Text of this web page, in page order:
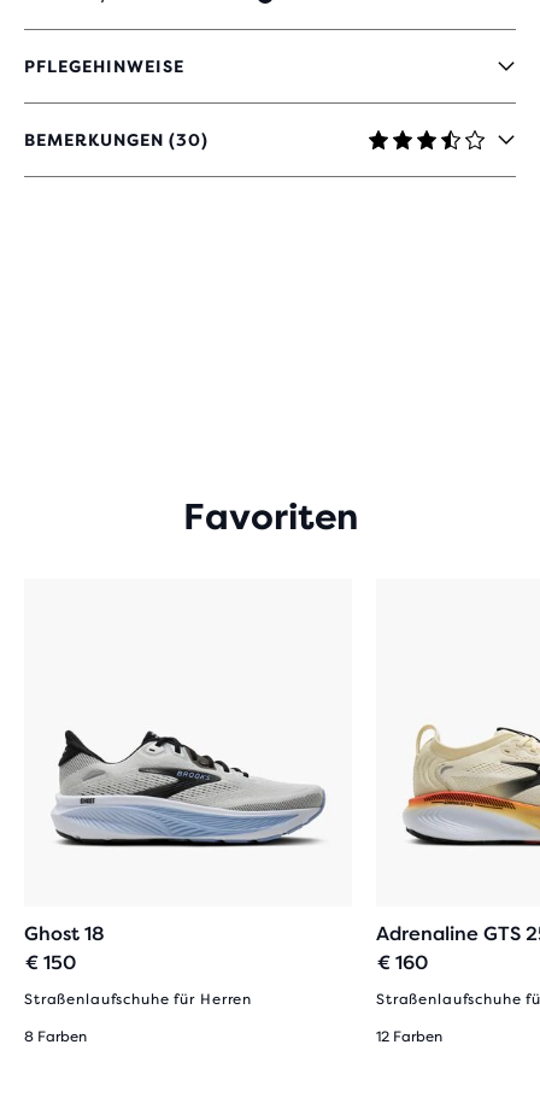
PFLEGEHINWEISE
BEMERKUNGEN (30)
3,6
VON
Favoriten
Ghost 18
€ 150
Straßenlaufschuhe für Herren
8 Farben
Adrenaline GTS
€ 160
Straßenlaufschuhe
12 Farben